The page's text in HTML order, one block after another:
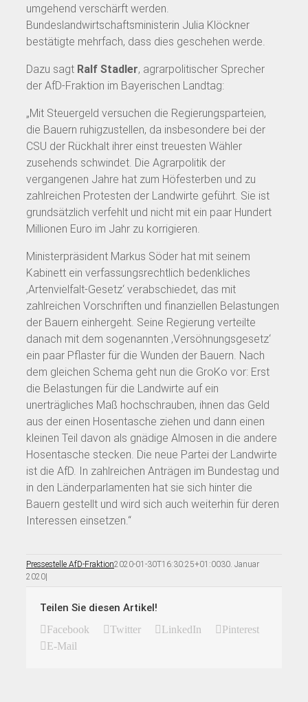
umgehend verschärft werden.
Bundeslandwirtschaftsministerin Julia Klöckner
bestätigte mehrfach, dass dies geschehen werde.
Dazu sagt Ralf Stadler, agrarpolitischer Sprecher
der AfD-Fraktion im Bayerischen Landtag:
„Mit Steuergeld versuchen die Regierungsparteien,
die Bauern ruhigzustellen, da insbesondere bei der
CSU der Rückhalt ihrer einst treuesten Wähler
zusehends schwindet. Die Agrarpolitik der
vergangenen Jahre hat zum Höfesterben und zu
zahlreichen Protesten der Landwirte geführt. Sie ist
grundsätzlich verfehlt und nicht mit ein paar Hundert
Millionen Euro im Jahr zu korrigieren.
Ministerpräsident Markus Söder hat mit seinem
Kabinett ein verfassungsrechtlich bedenkliches
‚Artenvielfalt-Gesetz‘ verabschiedet, das mit
zahlreichen Vorschriften und finanziellen Belastungen
der Bauern einhergeht. Seine Regierung verteilte
danach mit dem sogenannten ‚Versöhnungsgesetz‘
ein paar Pflaster für die Wunden der Bauern. Nach
dem gleichen Schema geht nun die GroKo vor: Erst
die Belastungen für die Landwirte auf ein
unerträgliches Maß hochschrauben, ihnen das Geld
aus der einen Hosentasche ziehen und dann einen
kleinen Teil davon als gnädige Almosen in die andere
Hosentasche stecken. Die neue Partei der Landwirte
ist die AfD. In zahlreichen Anträgen im Bundestag und
in den Länderparlamenten hat sie sich hinter die
Bauern gestellt und wird sich auch weiterhin für deren
Interessen einsetzen.“
Pressestelle AfD-Fraktion2020-01-30T16:30:25+01:0030. Januar
2020|
Teilen Sie diesen Artikel!
Facebook Twitter LinkedIn
Pinterest
E-Mail